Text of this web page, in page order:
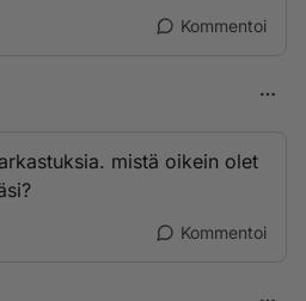
Kommentoi
mistä oikein olet
Kommentoi